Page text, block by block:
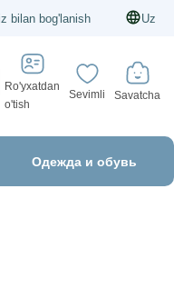
bilan bog'lanish Uz
Ro'yxatdan
o'tish
Sevimli Savatcha
Одежда и обувь